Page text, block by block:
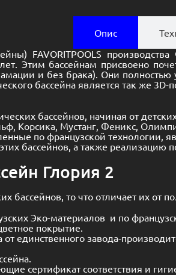
Опис
FAVORITPOOLS
Этим бассейнам присвоено
и без брака). Они
бассейна является так же
бассейнов, начиная от
Корсика Мустанг Феникс
по французской
бассейнов, а также реализацию
Глория 2
то что отличает их от
Эко-материалов и по
покрытие.
единственного завода-
сертификат соответствия и